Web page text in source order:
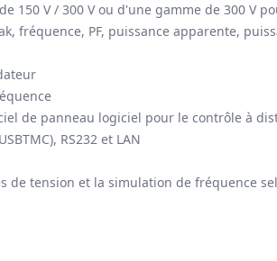
150 V / 300 V ou d'une gamme de 300 V
fréquence, PF, puissance apparente,
de panneau logiciel pour le contrôle à
RS232 et LAN
de tension et la simulation de fréquence